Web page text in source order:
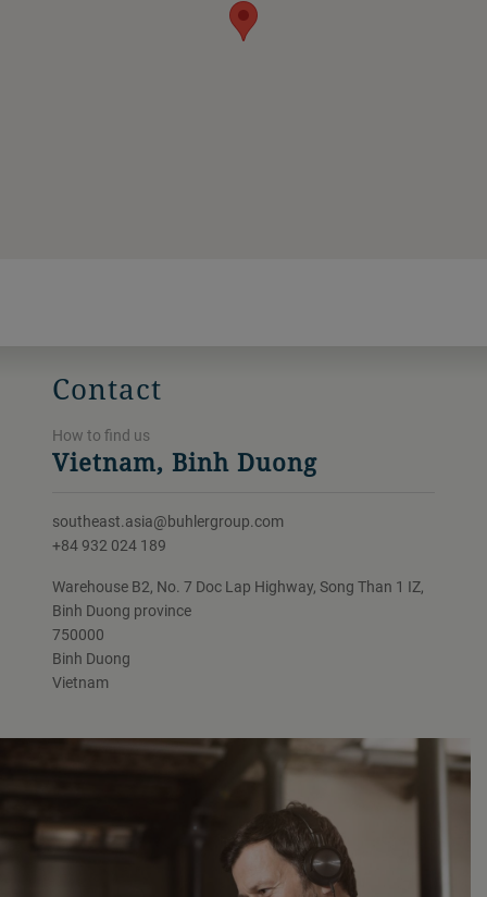
Contact
How to find us
Vietnam, Binh Duong
southeast.asia@buhlergroup.com
+84 932 024 189
Warehouse B2, No. 7 Doc Lap Highway, Song Than 1 IZ,
Binh Duong province
750000
Binh Duong
Vietnam